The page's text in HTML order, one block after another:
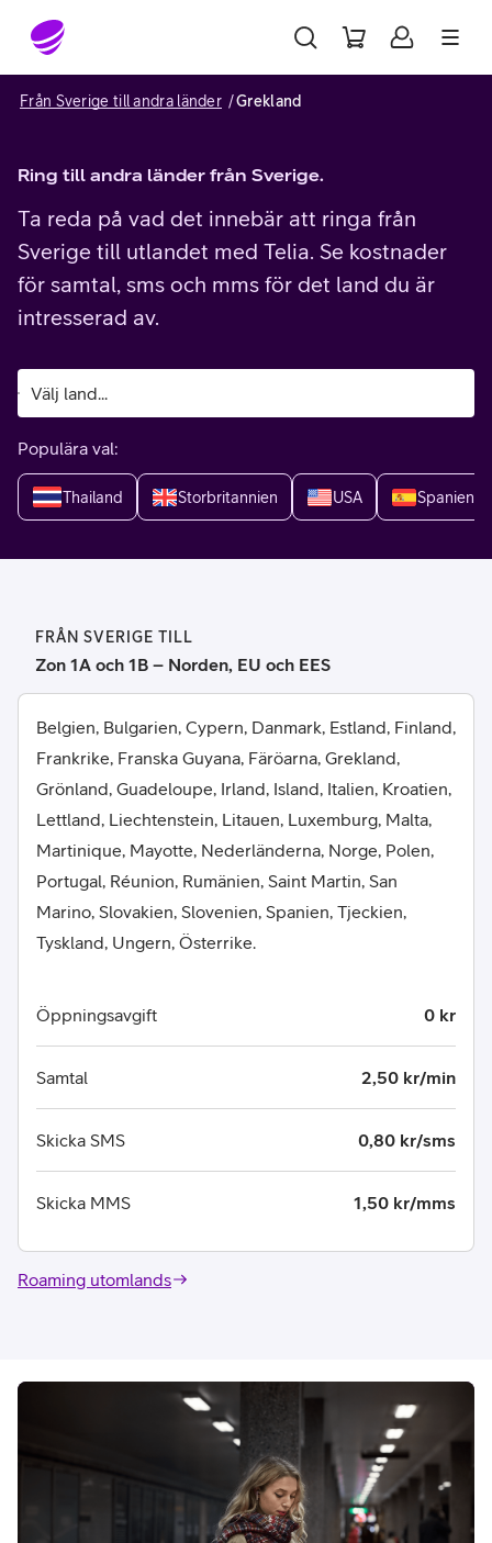
Gå till sidans innehåll
Från Sverige till andra länder Grekland
Ring till andra länder från Sverige.
Ta reda på vad det innebär att ringa från
Sverige till utlandet med Telia. Se kostnader
för samtal, sms och mms för det land du är
intresserad av.
Populära val:
Thailand Storbritannien USA Spanien
FRÅN SVERIGE TILL
Zon 1A och 1B – Norden, EU och EES
Belgien, Bulgarien, Cypern, Danmark, Estland, Finland,
Frankrike, Franska Guyana, Färöarna, Grekland,
Grönland, Guadeloupe, Irland, Island, Italien, Kroatien,
Lettland, Liechtenstein, Litauen, Luxemburg, Malta,
Martinique, Mayotte, Nederländerna, Norge, Polen,
Portugal, Réunion, Rumänien, Saint Martin, San
Marino, Slovakien, Slovenien, Spanien, Tjeckien,
Tyskland, Ungern, Österrike.
Öppningsavgift 0 kr
Samtal 2,50 kr/min
Skicka SMS 0,80 kr/sms
Skicka MMS 1,50 kr/mms
Roaming utomlands